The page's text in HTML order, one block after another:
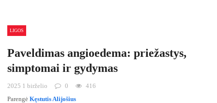
LIGOS
Paveldimas angioedema: priežastys,
simptomai ir gydymas
2025 1 birželio 0
416
Parengė Kęstutis Alijošius